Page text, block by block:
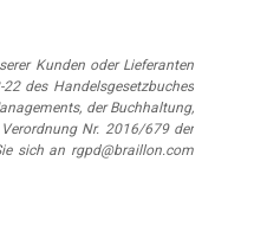
Kunden oder Lieferanten
des Handelsgesetzbuches
der Buchhaltung,
Nr. 2016/679 der
sich an rgpd@braillon.com